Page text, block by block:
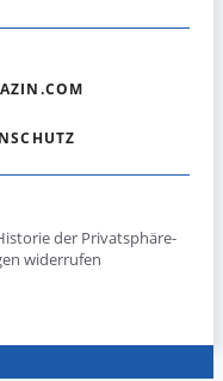
der Privatsphäre-
widerrufen